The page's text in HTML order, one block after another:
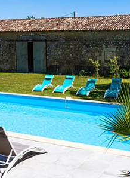
Propriétaire